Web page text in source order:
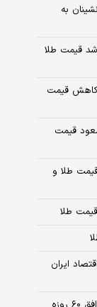
به
طلا و یورو امروز پنجشنبه ۱۵ مرداد ۱۴۰۵/ رشد قیمت طلا
یورو و درهم امروز پنجشنبه ۱۵ مرداد ۱۴۰۵ |کاهش قیمت
سکه و ربع سکه امروز ۱۵ مرداد ۱۴۰۵|صعود قیمت
مرداد ۱۴۰۵/افزایش قیمت طلا و
ایران